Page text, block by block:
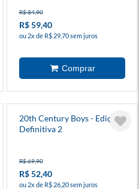
R$ 84,90
R$ 59,40
ou 2x de R$ 29,70 sem juros
20th Century Boys - Edição
Definitiva 2
R$ 69,90
R$ 52,40
ou 2x de R$ 26,20 sem juros